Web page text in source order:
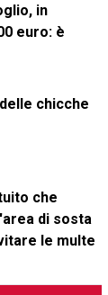
in
euro: è
chicche
che
di sosta
le multe